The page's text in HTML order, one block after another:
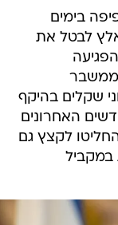
בימים
לבטל את
ממשבר
שקלים בהיקף
האחרונים
לקצץ גם
במקביל